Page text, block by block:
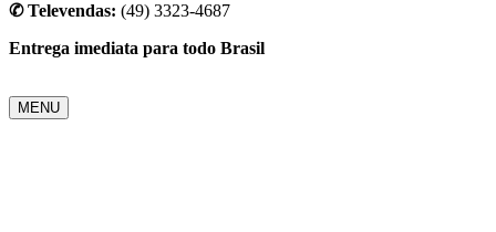
✆ Televendas: (49) 3323-4687
Entrega imediata para todo Brasil
MENU